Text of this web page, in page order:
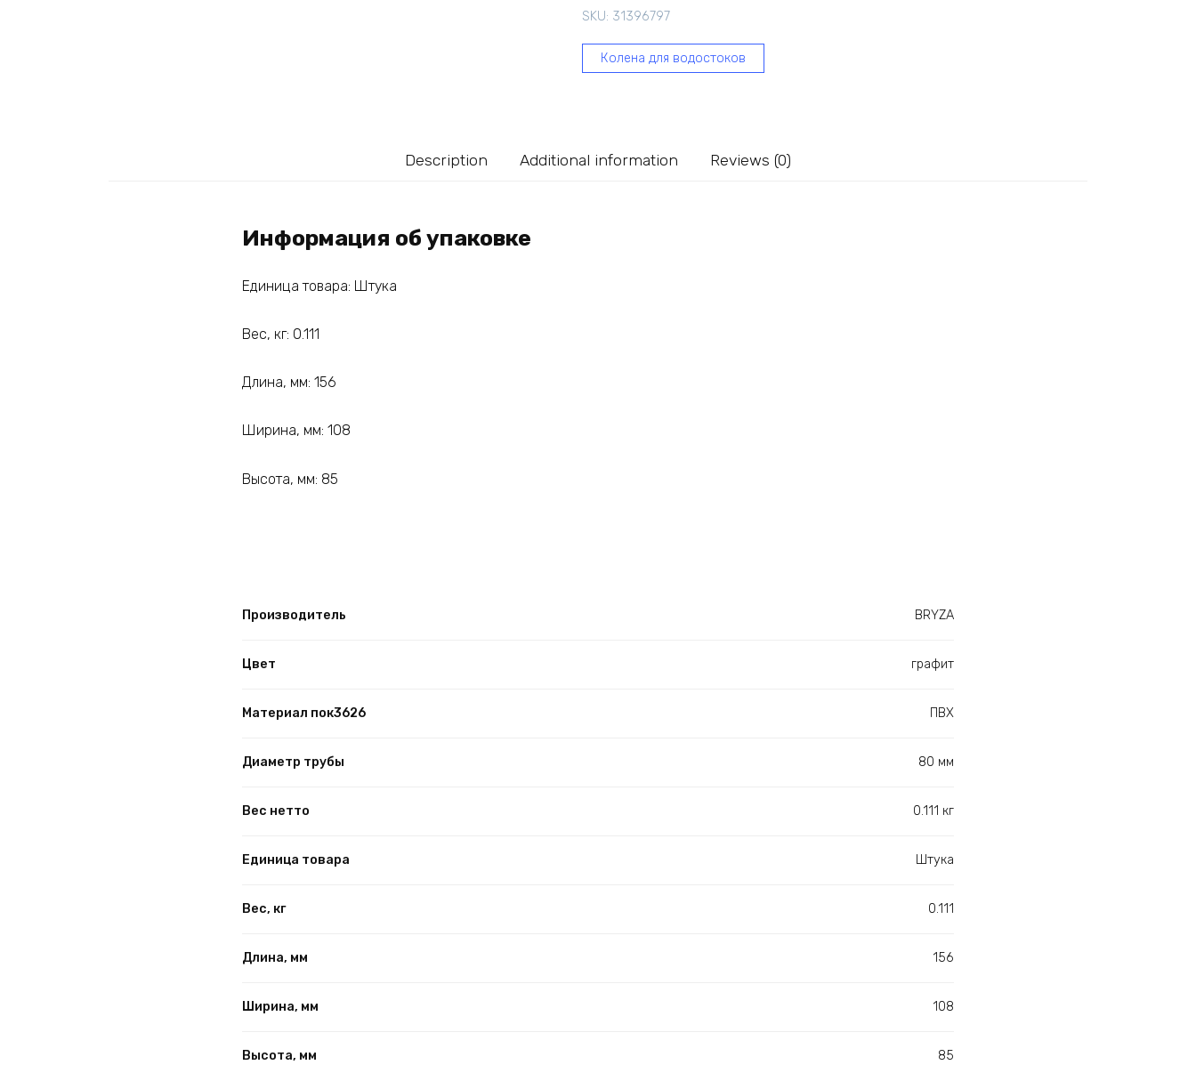
80
мм,
графит
SKU: 31396797
Колена для водостоков
Description Additional information Reviews (0)
Информация об упаковке
Единица товара: Штука
Вес, кг: 0.111
Длина, мм: 156
Ширина, мм: 108
Высота, мм: 85
Производитель BRYZA
Цвет графит
Материал пок3626 ПВХ
Диаметр трубы 80 мм
Вес нетто 0.111 кг
Единица товара Штука
Вес, кг 0.111
Длина, мм 156
Ширина, мм 108
Высота, мм 85